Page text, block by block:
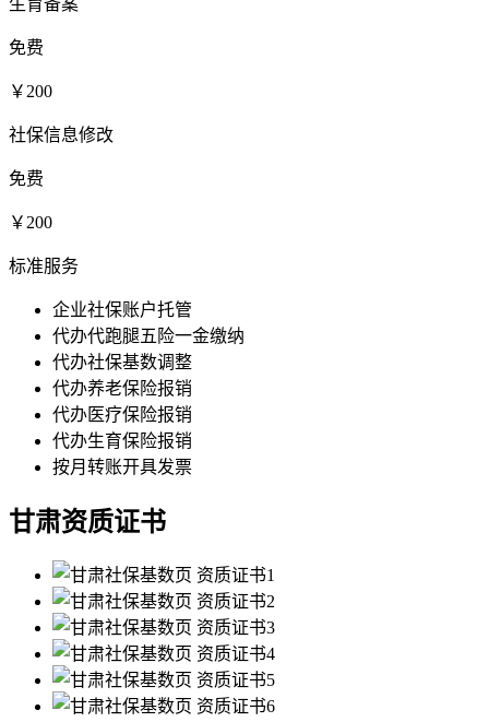
生育备案
免费
￥200
社保信息修改
免费
￥200
标准服务
企业社保账户托管
代办代跑腿五险一金缴纳
代办社保基数调整
代办养老保险报销
代办医疗保险报销
代办生育保险报销
按月转账开具发票
甘肃资质证书